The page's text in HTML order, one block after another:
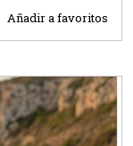
Añadir a favoritos